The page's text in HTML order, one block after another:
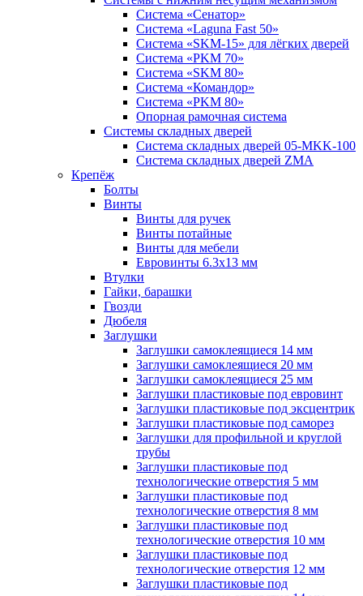
Система «Сенатор»
Система «Laguna Fast 50»
Система «SKM-15» для лёгких дверей
Система «PKM 70»
Система «SKM 80»
Система «Командор»
Система «PKM 80»
Опорная рамочная система
Системы складных дверей
Система складных дверей 05-MKK-100
Система складных дверей ZMA
Крепёж
Болты
Винты
Винты для ручек
Винты потайные
Винты для мебели
Евровинты 6.3х13 мм
Втулки
Гайки, барашки
Гвозди
Дюбеля
Заглушки
Заглушки самоклеящиеся 14 мм
Заглушки самоклеящиеся 20 мм
Заглушки самоклеящиеся 25 мм
Заглушки пластиковые под евровинт
Заглушки пластиковые под эксцентрик
Заглушки пластиковые под саморез
Заглушки для профильной и круглой
трубы
Заглушки пластиковые под
технологические отверстия 5 мм
Заглушки пластиковые под
технологические отверстия 8 мм
Заглушки пластиковые под
технологические отверстия 10 мм
Заглушки пластиковые под
технологические отверстия 12 мм
Заглушки пластиковые под